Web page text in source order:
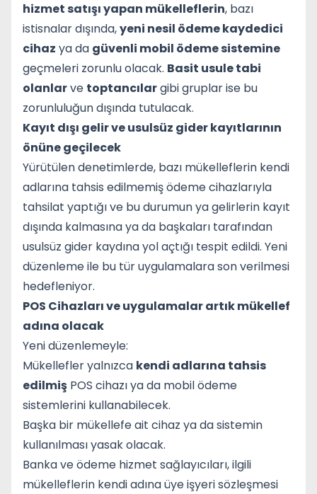
hizmet satışı yapan mükelleflerin, bazı
istisnalar dışında,yeni nesil ödeme kaydedici
cihaz ya da güvenli mobil ödeme sistemine
geçmeleri zorunlu olacak. Basit usule tabi
olanlarve toptancılargibi gruplar ise bu
zorunluluğun dışında tutulacak.
Kayıt dışı gelir ve usulsüz gider kayıtlarının
önüne geçilecek
Yürütülen denetimlerde, bazı mükelleflerin kendi
adlarına tahsis edilmemiş ödeme cihazlarıyla
tahsilat yaptığı ve bu durumun ya gelirlerin kayıt
dışında kalmasına ya da başkaları tarafından
usulsüz gider kaydına yol açtığı tespit edildi. Yeni
düzenleme ile bu tür uygulamalara son verilmesi
hedefleniyor.
POS Cihazları ve uygulamalar artık mükellef
adına olacak
Yeni düzenlemeyle:
Mükellefler yalnızca kendi adlarına tahsis
edilmiş POS cihazı ya da mobil ödeme
sistemlerini kullanabilecek.
Başka bir mükellefe ait cihaz ya da sistemin
kullanılması yasak olacak.
Banka ve ödeme hizmet sağlayıcıları, ilgili
mükelleflerin kendi adına üye işyeri sözleşmesi